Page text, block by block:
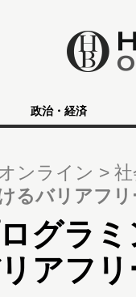
政治・経済
ンライン
るバリアフ
グラ
アフ